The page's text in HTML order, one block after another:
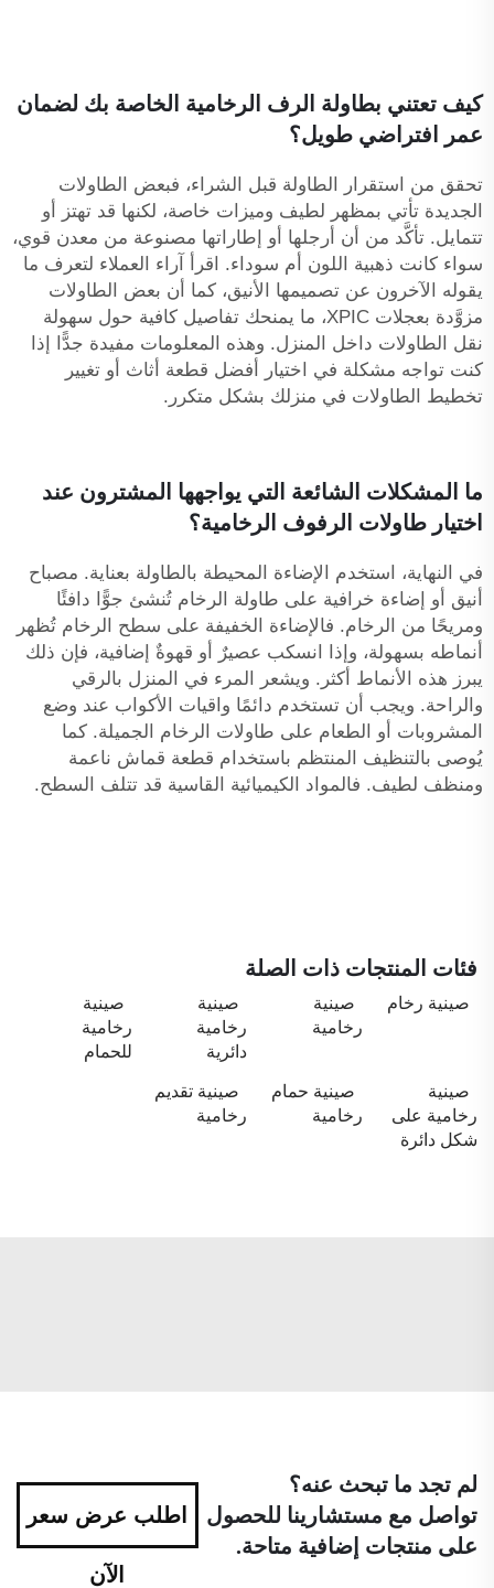
كيف تعتني بطاولة الرف الرخامية الخاصة بك لضمان
عمر افتراضي طويل؟
تحقق من استقرار الطاولة قبل الشراء، فبعض الطاولات
الجديدة تأتي بمظهر لطيف وميزات خاصة، لكنها قد تهتز أو
تتمايل. تأكَّد من أن أرجلها أو إطاراتها مصنوعة من معدن قوي،
سواء كانت ذهبية اللون أم سوداء. اقرأ آراء العملاء لتعرف ما
يقوله الآخرون عن تصميمها الأنيق، كما أن بعض الطاولات
مزوَّدة بعجلات XPIC، ما يمنحك تفاصيل كافية حول سهولة
نقل الطاولات داخل المنزل. وهذه المعلومات مفيدة جدًّا إذا
كنت تواجه مشكلة في اختيار أفضل قطعة أثاث أو تغيير
تخطيط الطاولات في منزلك بشكل متكرر.
ما المشكلات الشائعة التي يواجهها المشترون عند
اختيار طاولات الرفوف الرخامية؟
في النهاية، استخدم الإضاءة المحيطة بالطاولة بعناية. مصباح
أنيق أو إضاءة خرافية على طاولة الرخام تُنشئ جوًّا دافئًا
ومريحًا من الرخام. فالإضاءة الخفيفة على سطح الرخام تُظهر
أنماطه بسهولة، وإذا انسكب عصيرٌ أو قهوةٌ إضافية، فإن ذلك
يبرز هذه الأنماط أكثر. ويشعر المرء في المنزل بالرقي
والراحة. ويجب أن تستخدم دائمًا واقيات الأكواب عند وضع
المشروبات أو الطعام على طاولات الرخام الجميلة. كما
يُوصى بالتنظيف المنتظم باستخدام قطعة قماش ناعمة
ومنظف لطيف. فالمواد الكيميائية القاسية قد تتلف السطح.
فئات المنتجات ذات الصلة
صينية رخام
صينية
رخامية
صينية
رخامية
دائرية
صينية
رخامية
للحمام
صينية
رخامية على
شكل دائرة
صينية حمام
رخامية
صينية تقديم
رخامية
لم تجد ما تبحث عنه؟
تواصل مع مستشارينا للحصول
على منتجات إضافية متاحة.
اطلب عرض سعر
الآن